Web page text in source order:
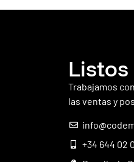
Trabajamos
las ventas y
+34 644 02